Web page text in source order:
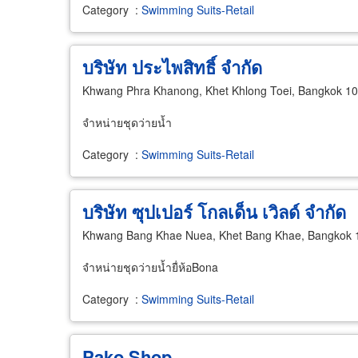
Category : Swimming Suits-Retail
บริษัท ประไพสิทธิ์ จำกัด
Khwang Phra Khanong, Khet Khlong Toei, Bangkok
จำหน่ายชุดว่ายน้ำ
Category : Swimming Suits-Retail
บริษัท ซุปเปอร์ โกลเด็น เวิลด์ จำกัด
Khwang Bang Khae Nuea, Khet Bang Khae, Bangkok
จำหน่ายชุดว่ายน้ำยื่ห้อBona
Category : Swimming Suits-Retail